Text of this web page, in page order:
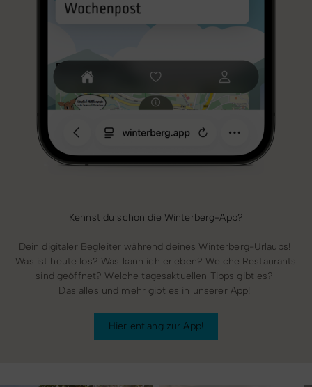
Kennst du schon die Winterberg-App?
Dein digitaler Begleiter während deines Winterberg-Urlaubs!
Was ist heute los? Was kann ich erleben? Welche Restaurants
sind geöffnet? Welche tagesaktuellen Tipps gibt es?
Das alles und mehr gibt es in unserer App!
Hier entlang zur App!